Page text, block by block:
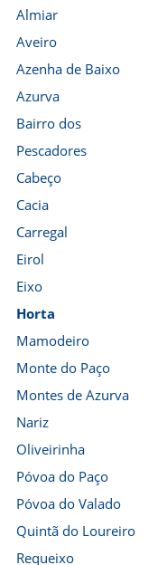
Almiar
Aveiro
Azenha de Baixo
Azurva
Bairro dos
Pescadores
Cabeço
Cacia
Carregal
Eirol
Eixo
Horta
Mamodeiro
Monte do Paço
Montes de Azurva
Nariz
Oliveirinha
Póvoa do Paço
Póvoa do Valado
Quintã do Loureiro
Requeixo